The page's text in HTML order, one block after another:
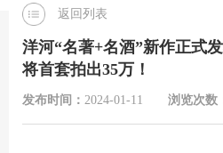
贵酒匠心
贵酒美文
贵酒樽系列
贵酒(金/红)系列
党团建设
厂区旅游
招标公告
中标公告
招聘中心
人才理念
返回列表
洋河“名著+名酒”新作正式
将首套拍出35万！
发布时间： 2024-01-11 浏览次数